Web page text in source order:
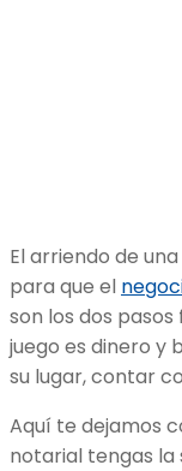
El arriendo de
para que el
son los dos
juego es dinero y
su lugar, contar
Aquí te dejamos
notarial tengas